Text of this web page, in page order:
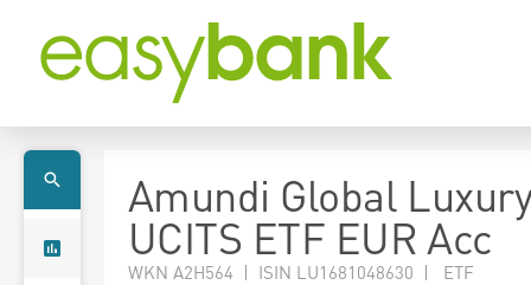
Amundi Global
UCITS ETF EUR Acc
WKN A2H564 | ISIN LU1681048630 | ETF